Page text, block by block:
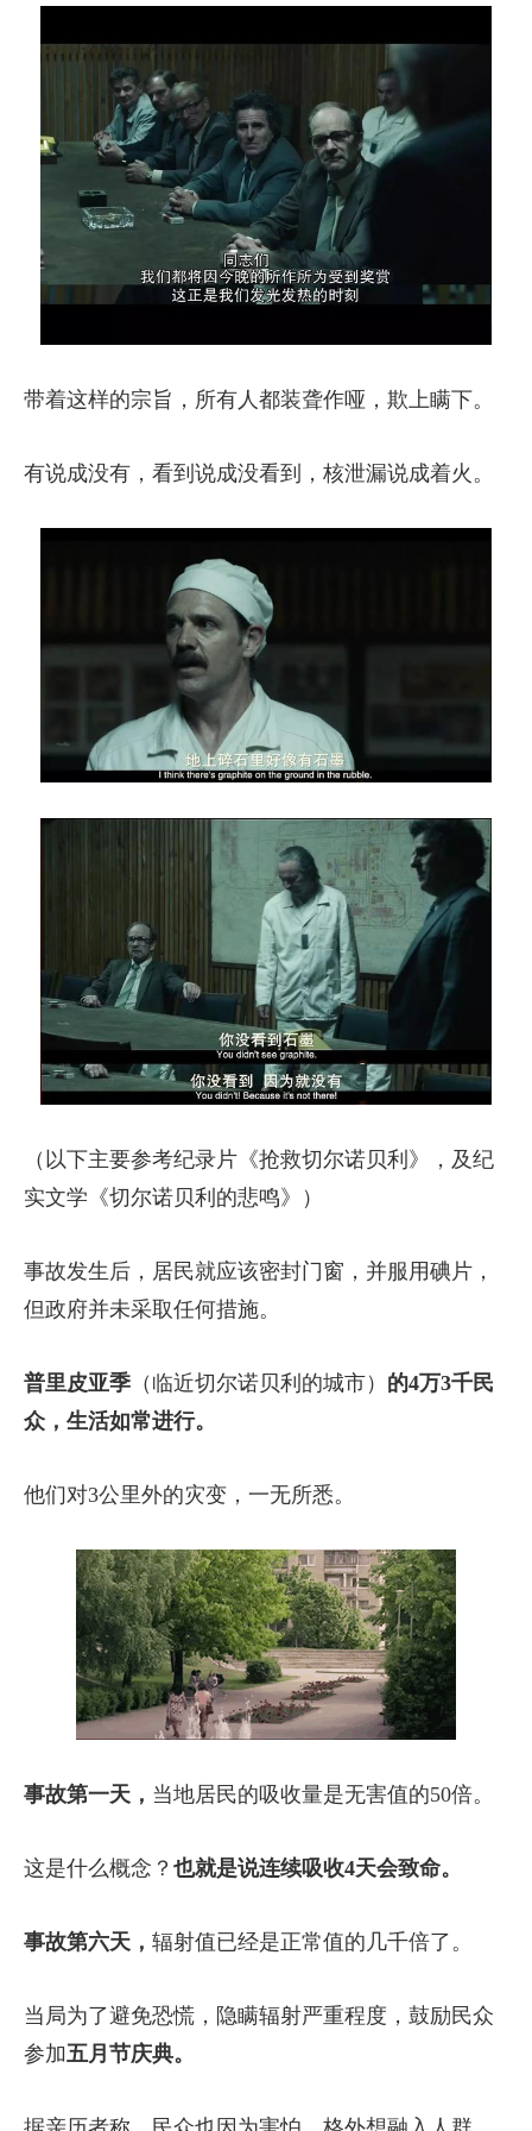
带着这样的宗旨，所有人都装聋作哑，欺上瞒下。
有说成没有，看到说成没看到，核泄漏说成着火。
（以下主要参考纪录片《抢救切尔诺贝利》，及纪
实文学《切尔诺贝利的悲鸣》）
事故发生后，居民就应该密封门窗，并服用碘片，
但政府并未采取任何措施。
普里皮亚季 （临近切尔诺贝利的城市） 的4万3千民
众，生活如常进行。
他们对3公里外的灾变，一无所悉。
事故第一天， 当地居民的吸收量是无害值的50倍。
这是什么概念？ 也就是说连续吸收4天会致命。
事故第六天， 辐射值已经是正常值的几千倍了。
当局为了避免恐慌，隐瞒辐射严重程度，鼓励民众
参加五月节庆典。